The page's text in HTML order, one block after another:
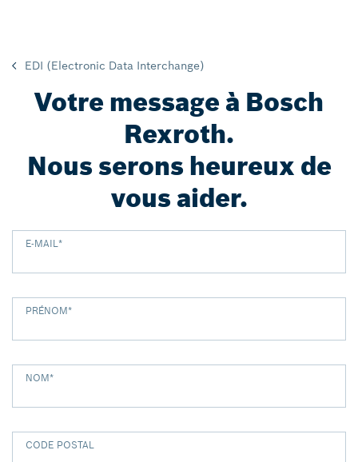
EDI (Electronic Data Interchange)
Votre message à Bosch
Rexroth.
Nous serons heureux de
vous aider.
E-MAIL*
PRÉNOM*
NOM*
CODE POSTAL